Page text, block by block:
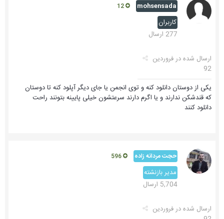
mohsensada
کاربران
277 ارسال
ارسال شده درفروردین
92
یکی از دوستان دانلود کنه و توی انجمن یا جای دیگر آپلود کنه تا دوستان
که قندشکن ندارند و یا اگرم دارند سرعتشون خیلی پایینه بتونند راحت
دانلود کنند
حجت مردانه زاده
مدیر بازنشته
5,704 ارسال
ارسال شده درفروردین